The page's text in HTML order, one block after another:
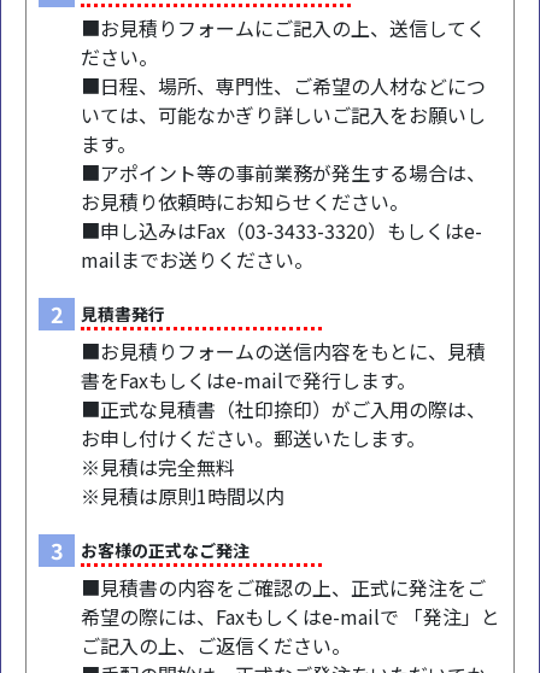
■お見積りフォームにご記入の上、送信してく
ださい。
■日程、場所、専門性、ご希望の人材などにつ
いては、可能なかぎり詳しいご記入をお願いし
ます。
■アポイント等の事前業務が発生する場合は、
お見積り依頼時にお知らせください。
■申し込みはFax（03-3433-3320）もしくはe-
mailまでお送りください。
2 見積書発行
■お見積りフォームの送信内容をもとに、見積
書をFaxもしくはe-mailで発行します。
■正式な見積書（社印捺印）がご入用の際は、
お申し付けください。郵送いたします。
※見積は完全無料
※見積は原則1時間以内
3 お客様の正式なご発注
■見積書の内容をご確認の上、正式に発注をご
希望の際には、Faxもしくはe-mailで 「発注」と
ご記入の上、ご返信ください。